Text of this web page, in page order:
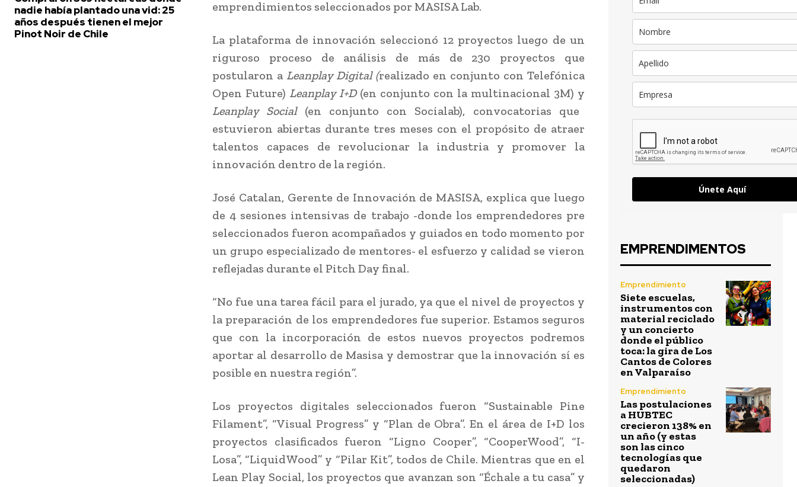
nadie había plantado una vid: 25
años después tienen el mejor
Pinot Noir de Chile
emprendimientos seleccionados por MASISA Lab.
La plataforma de innovación seleccionó 12 proyectos luego de un
riguroso proceso de análisis de más de 230 proyectos que
postularon a Leanplay Digital (realizado en conjunto con Telefónica
Open Future) Leanplay I+D (en conjunto con la multinacional 3M) y
Leanplay Social (en conjunto con Socialab), convocatorias que
estuvieron abiertas durante tres meses con el propósito de atraer
talentos capaces de revolucionar la industria y promover la
innovación dentro de la región.
José Catalan, Gerente de Innovación de MASISA, explica que luego
de 4 sesiones intensivas de trabajo -donde los emprendedores pre
seleccionados fueron acompañados y guiados en todo momento por
un grupo especializado de mentores- el esfuerzo y calidad se vieron
reflejadas durante el Pitch Day final.
“No fue una tarea fácil para el jurado, ya que el nivel de proyectos y
la preparación de los emprendedores fue superior. Estamos seguros
que con la incorporación de estos nuevos proyectos podremos
aportar al desarrollo de Masisa y demostrar que la innovación sí es
posible en nuestra región”.
Los proyectos digitales seleccionados fueron “Sustainable Pine
Filament”, “Visual Progress” y “Plan de Obra”. En el área de I+D los
proyectos clasificados fueron “Ligno Cooper”, “CooperWood”, “I-
Losa”, “LiquidWood” y “Pilar Kit”, todos de Chile. Mientras que en el
Lean Play Social, los proyectos que avanzan son “Échale a tu casa” y
Únete Aquí
EMPRENDIMENTOS
Emprendimiento
Siete escuelas,
instrumentos con
material reciclado
y un concierto
donde el público
toca: la gira de Los
Cantos de Colores
en Valparaíso
Emprendimiento
Las postulaciones
a HUBTEC
crecieron 138% en
un año (y estas
son las cinco
tecnologías que
quedaron
seleccionadas)